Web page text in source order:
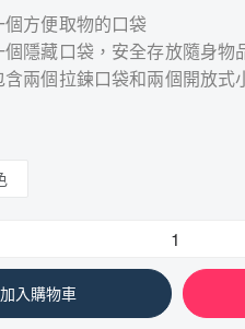
個方便取物的口袋
個隱藏口袋，安全存放隨身物
含兩個拉鍊口袋和兩個開放
加入購物車